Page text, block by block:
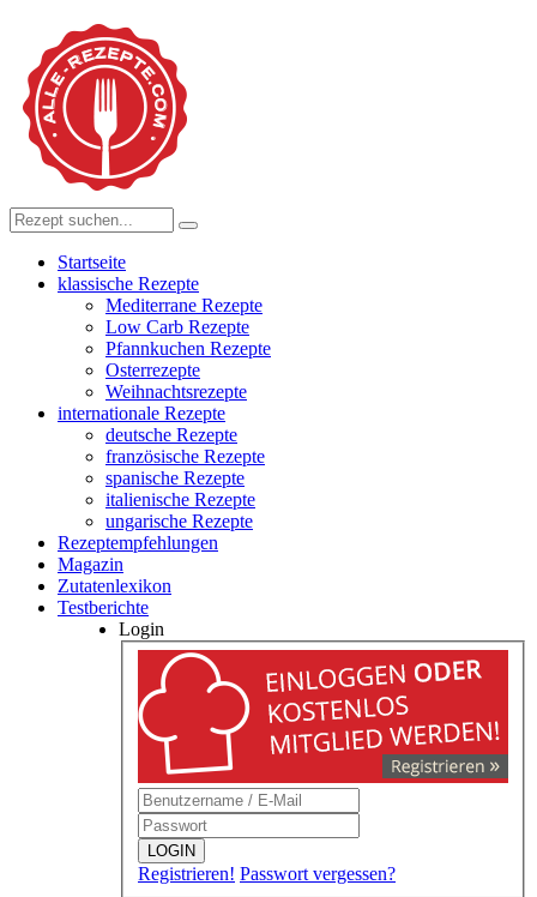
Startseite
klassische Rezepte
Mediterrane Rezepte
Low Carb Rezepte
Pfannkuchen Rezepte
Osterrezepte
Weihnachtsrezepte
internationale Rezepte
deutsche Rezepte
französische Rezepte
spanische Rezepte
italienische Rezepte
ungarische Rezepte
Rezeptempfehlungen
Magazin
Zutatenlexikon
Testberichte
Login
LOGIN
Registrieren! Passwort vergessen?